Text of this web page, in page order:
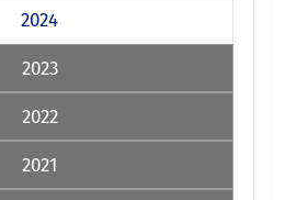
2024
2023
2022
2021